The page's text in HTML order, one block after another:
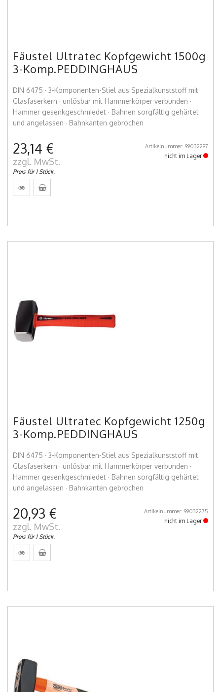
Fäustel Ultratec Kopfgewicht 1500g
3-Komp.PEDDINGHAUS
DIN 6475 · 3-Komponenten-Stiel aus Spezialkunststoff mit
Glasfaserkern · unlösbar mit Hammerkörper verbunden ·
Hammer gesenkgeschmiedet · Bahnen sorgfältig gehärtet
und angelassen · Bahnkanten gebrochen
23,14 €
zzgl. MwSt.
Preis für 1 Stück.
Artikelnummer: 99032297
nicht im Lager
Fäustel Ultratec Kopfgewicht 1250g
3-Komp.PEDDINGHAUS
DIN 6475 · 3-Komponenten-Stiel aus Spezialkunststoff mit
Glasfaserkern · unlösbar mit Hammerkörper verbunden ·
Hammer gesenkgeschmiedet · Bahnen sorgfältig gehärtet
und angelassen · Bahnkanten gebrochen
20,93 €
zzgl. MwSt.
Preis für 1 Stück.
Artikelnummer: 99032275
nicht im Lager